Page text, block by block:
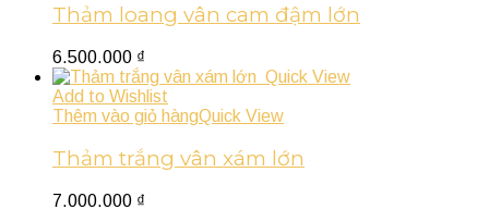
Thảm loang vân cam đậm lớn
6.500.000 ₫
Quick View
Add to Wishlist
Thêm vào giỏ hàngQuick View
Thảm trắng vân xám lớn
7.000.000 ₫